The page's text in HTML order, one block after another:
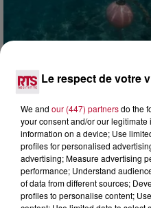
4 août 2026
HÉRAULT, PYRÉNÉES-
SPOTS DE
Pas besoin de bouteilles de
complexes pour observer
masque, un tuba et une
Le respect de votre
We and our (447) partnersdo the
your consent and/or our
information on a device; Use
profiles for personalised
advertising; Measure advertising
performance; Understand
of data from different sources;
profiles to personalise content;